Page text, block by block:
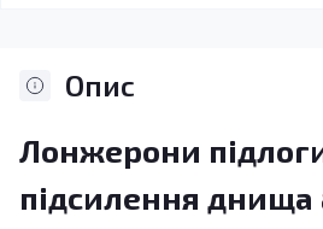
Опис
Лонжерони
підсилення днища